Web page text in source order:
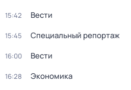
15:42 Вести
15:45 Специальный репортаж
16:00 Вести
16:28 Экономика